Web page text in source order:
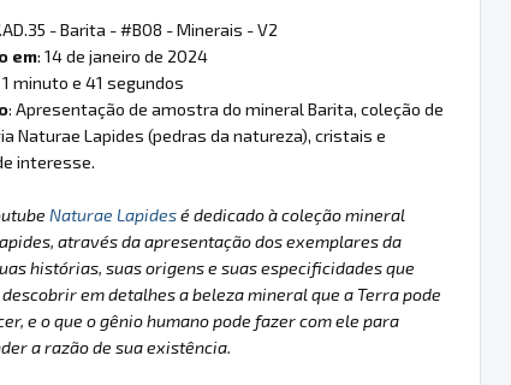
- Barita - #B08 - Minerais - V2
em: 14 de janeiro de 2024
1 minuto e 41 segundos
: Apresentação de amostra do mineral Barita, coleção de
Naturae Lapides (pedras da natureza), cristais e
interesse.
Naturae Lapidesé dedicado à coleção mineral
através da apresentação dos exemplares da
histórias, suas origens e suas especificidades que
em detalhes a beleza mineral que a Terra pode
e o que o gênio humano pode fazer com ele para
a razão de sua existência.